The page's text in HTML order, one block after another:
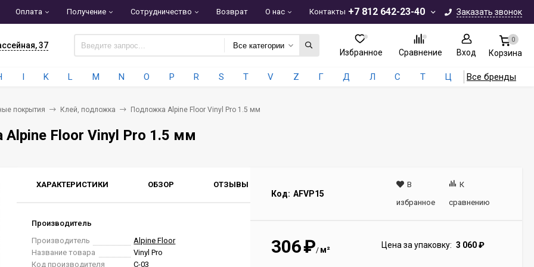
+7 812 642-23-40 Заказать звонок
Оплата Получение Сотрудничество Возврат О нас Контакты
37 Все категории
Избранное Сравнение Вход
0
Корзина
I K L M N O P R S T V Z Г Д Л С Т Ц Все бренды
покрытия Клей, подложка Подложка Alpine Floor Vinyl Pro 1.5 мм
Floor Vinyl Pro 1.5 мм
ХАРАКТЕРИСТИКИ ОБЗОР ОТЗЫВЫ
Производитель
Производитель
Alpine Floor
Название товара
Vinyl Pro
Код производителя
С-03
Код: AFVP15
В
избранное
К
сравнению
306₽/ м² Цена за упаковку: 3 060₽